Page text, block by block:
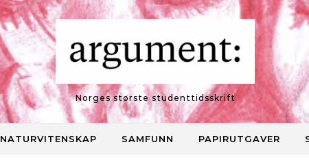
Norges største studenttidsskrift
NATURVITENSKAP SAMFUNN PAPIRUTGAVER